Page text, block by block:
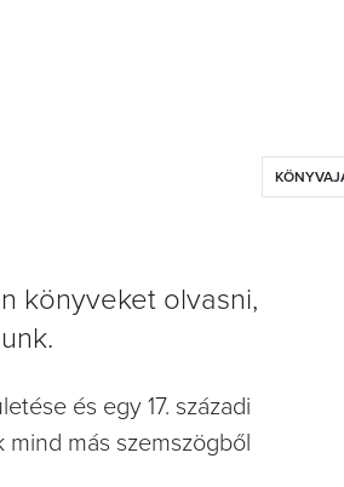
könyveket olvasni,
és egy 17. századi
más szemszögből